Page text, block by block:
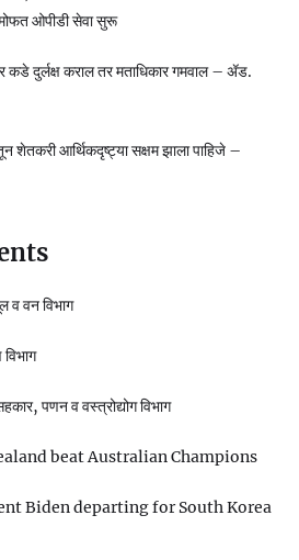
मोफत ओपीडी सेवा सुरू
कडे दुर्लक्ष कराल तर मताधिकार गमवाल – ॲड.
शेतकरी आर्थिकदृष्ट्या सक्षम झाला पाहिजे –
व वन विभाग
विभाग
पणन व वस्‍त्रोद्योग विभाग
beat Australian Champions
Biden departing for South Korea